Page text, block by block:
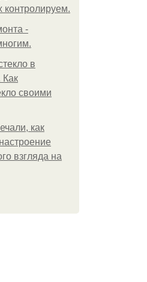
контролируем.
-
в
Как
своими
как
взгляда на